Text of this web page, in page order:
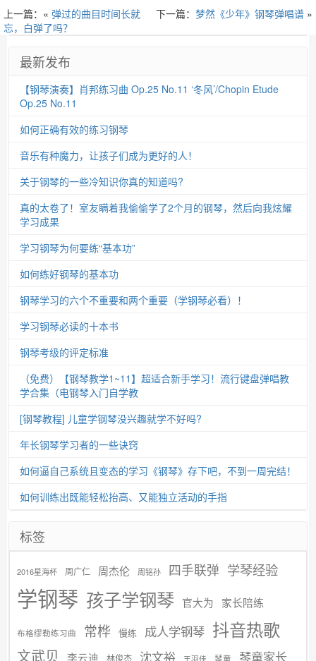
下一篇： 梦然《少年》钢琴弹唱谱 »
上一篇：« 弹过的曲目时间长就
忘，白弹了吗？
最新发布
【钢琴演奏】肖邦练习曲 Op.25 No.11 ‘冬风’/Chopin Etude
Op.25 No.11
如何正确有效的练习钢琴
音乐有种魔力，让孩子们成为更好的人！
关于钢琴的一些冷知识你真的知道吗?
真的太卷了！室友瞒着我偷偷学了2个月的钢琴，然后向我炫耀
学习成果
学习钢琴为何要练“基本功”
如何练好钢琴的基本功
钢琴学习的六个不重要和两个重要（学钢琴必看）！
学习钢琴必读的十本书
钢琴考级的评定标准
（免费）【钢琴教学1~11】超适合新手学习！流行键盘弹唱教
学合集（电钢琴入门自学教
[钢琴教程] 儿童学钢琴没兴趣就学不好吗?
年长钢琴学习者的一些诀窍
如何逼自己系统且变态的学习《钢琴》存下吧，不到一周完结！
如何训练出既能轻松抬高、又能独立活动的手指
标签
2016星海杯 周广仁 周杰伦 周铭孙 四手联弹 学琴经验
学钢琴 孩子学钢琴 官大为 家长陪练
布格缪勒练习曲 常桦 慢练 成人学钢琴 抖音热歌
文武贝 李云迪 林俊杰 沈文裕 王羽佳 琴童 琴童家长